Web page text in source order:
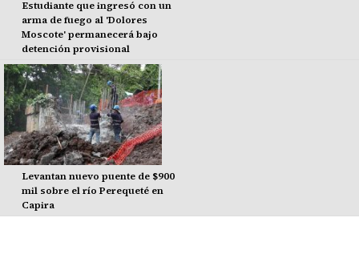
Estudiante que ingresó con un
arma de fuego al 'Dolores
Moscote' permanecerá bajo
detención provisional
Levantan nuevo puente de $900
mil sobre el río Perequeté en
Capira